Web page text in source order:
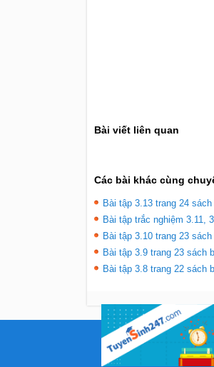
Bài viết liên quan
Các bài khác cùng
Bài tập 3.13 trang 24
Bài tập trắc nghiệm 3.11,
Bài tập 3.10 trang 23
Bài tập 3.9 trang 23 sách
Bài tập 3.8 trang 22 sách